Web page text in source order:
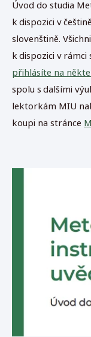
Úvod do studia
k dispozici v
slovenštině.
k dispozici v rámci
přihlásíte na
spolu s dalšími
lektorkám MIU
koupi na stránce